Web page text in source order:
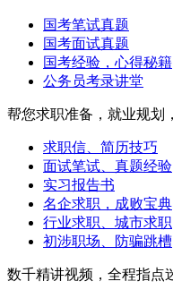
国考笔试真题
国考面试真题
国考经验，心得秘籍
公务员考录讲堂
帮您求职准备，就业规划
求职信、简历技巧
面试笔试、真题经验
实习报告书
名企求职，成败宝典
行业求职、城市求职
初涉职场、防骗跳槽
数千精讲视频，全程指点